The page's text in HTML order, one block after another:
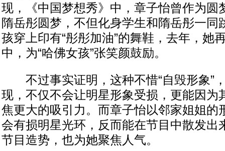
现，《中国梦想秀》中，章子怡曾作为圆
隋岳彤圆梦，不但化身学生和隋岳彤一同
孩穿上印有“彤彤加油”的舞鞋，去年，她
中，为“哈佛女孩”张笑颜鼓励。
不过事实证明，这种不惜“自毁形象”
现，不仅不会让明星形象受损，更能因为
焦更大的吸引力。而章子怡以邻家姐姐的
会有损明星光环，反而能在节目中散发出
节目造势，也为她聚焦人气。